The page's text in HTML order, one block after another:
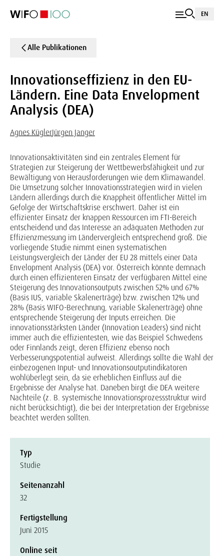
EN
Alle Publikationen
Innovationseffizienz in den EU-
Ländern. Eine Data Envelopment
Analysis (DEA)
Agnes KüglerJürgen Janger
Innovationsaktivitäten sind ein zentrales Element für
Strategien zur Steigerung der Wettbewerbsfähigkeit und zur
Bewältigung von Herausforderungen wie dem Klimawandel.
Die Umsetzung solcher Innovationsstrategien wird in vielen
Ländern allerdings durch die Knappheit öffentlicher Mittel im
Gefolge der Wirtschaftskrise erschwert. Daher ist ein
effizienter Einsatz der knappen Ressourcen im FTI-Bereich
entscheidend und das Interesse an adäquaten Methoden zur
Effizienzmessung im Ländervergleich entsprechend groß. Die
vorliegende Studie nimmt einen systematischen
Leistungsvergleich der Länder der EU 28 mittels einer Data
Envelopment Analysis (DEA) vor. Österreich könnte demnach
durch einen effizienteren Einsatz der verfügbaren Mittel eine
Steigerung des Innovationsoutputs zwischen 52% und 67%
(Basis IUS, variable Skalenerträge) bzw. zwischen 12% und
28% (Basis WIFO-Berechnung, variable Skalenerträge) ohne
entsprechende Steigerung der Inputs erreichen. Die
innovationsstärksten Länder (Innovation Leaders) sind nicht
immer auch die effizientesten, wie das Beispiel Schwedens
oder Finnlands zeigt, deren Effizienz ebenso noch
Verbesserungspotential aufweist. Allerdings sollte die Wahl der
einbezogenen Input- und Innovationsoutputindikatoren
wohlüberlegt sein, da sie erheblichen Einfluss auf die
Ergebnisse der Analyse hat. Daneben birgt die DEA weitere
Nachteile (z. B. systemische Innovationsprozessstruktur wird
nicht berücksichtigt), die bei der Interpretation der Ergebnisse
beachtet werden sollten.
Typ
Studie
Seitenanzahl
32
Fertigstellung
Juni 2015
Online seit